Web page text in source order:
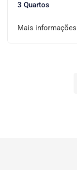
3 Quartos
Mais informações